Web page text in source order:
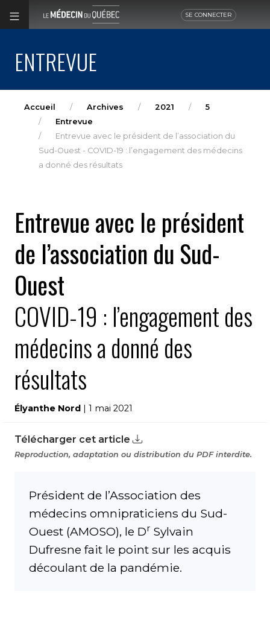
SE CONNECTER
ENTREVUE
Accueil Archives 2021
5
Entrevue
Entrevue avec le président de l’association du
Sud-Ouest - COVID-19 : l’engagement des médecins
a donné des résultats
Entrevue avec le président
de l’association du Sud-
Ouest
COVID-19 : l’engagement des
médecins a donné des
résultats
Élyanthe Nord | 1 mai 2021
Télécharger cet article
Reproduction, adaptation ou distribution du PDF interdite.
Président de l’Association des
médecins omnipraticiens du Sud-
Ouest (AMOSO), le Dr Sylvain
Dufresne fait le point sur les acquis
découlant de la pandémie.